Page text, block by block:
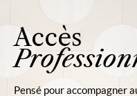
Accès
Pensé pour accompagner